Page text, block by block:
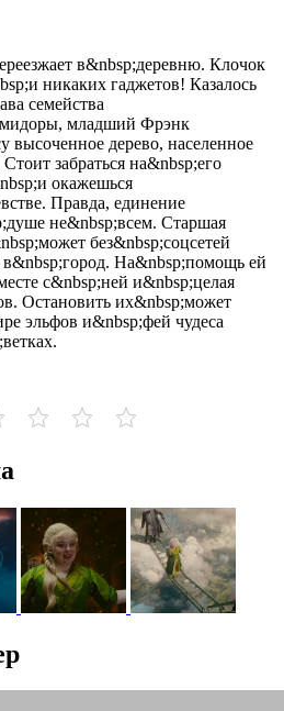
в&nbsp;деревню. Клочок
никаких гаджетов! Казалось
семейства
младший Фрэнк
высоченное дерево, населенное
забраться на&nbsp;его
окажешься
Правда, единение
не&nbsp;всем. Старшая
без&nbsp;соцсетей
в&nbsp;город. На&nbsp;помощь ей
с&nbsp;ней и&nbsp;целая
Остановить их&nbsp;может
эльфов и&nbsp;фей чудеса